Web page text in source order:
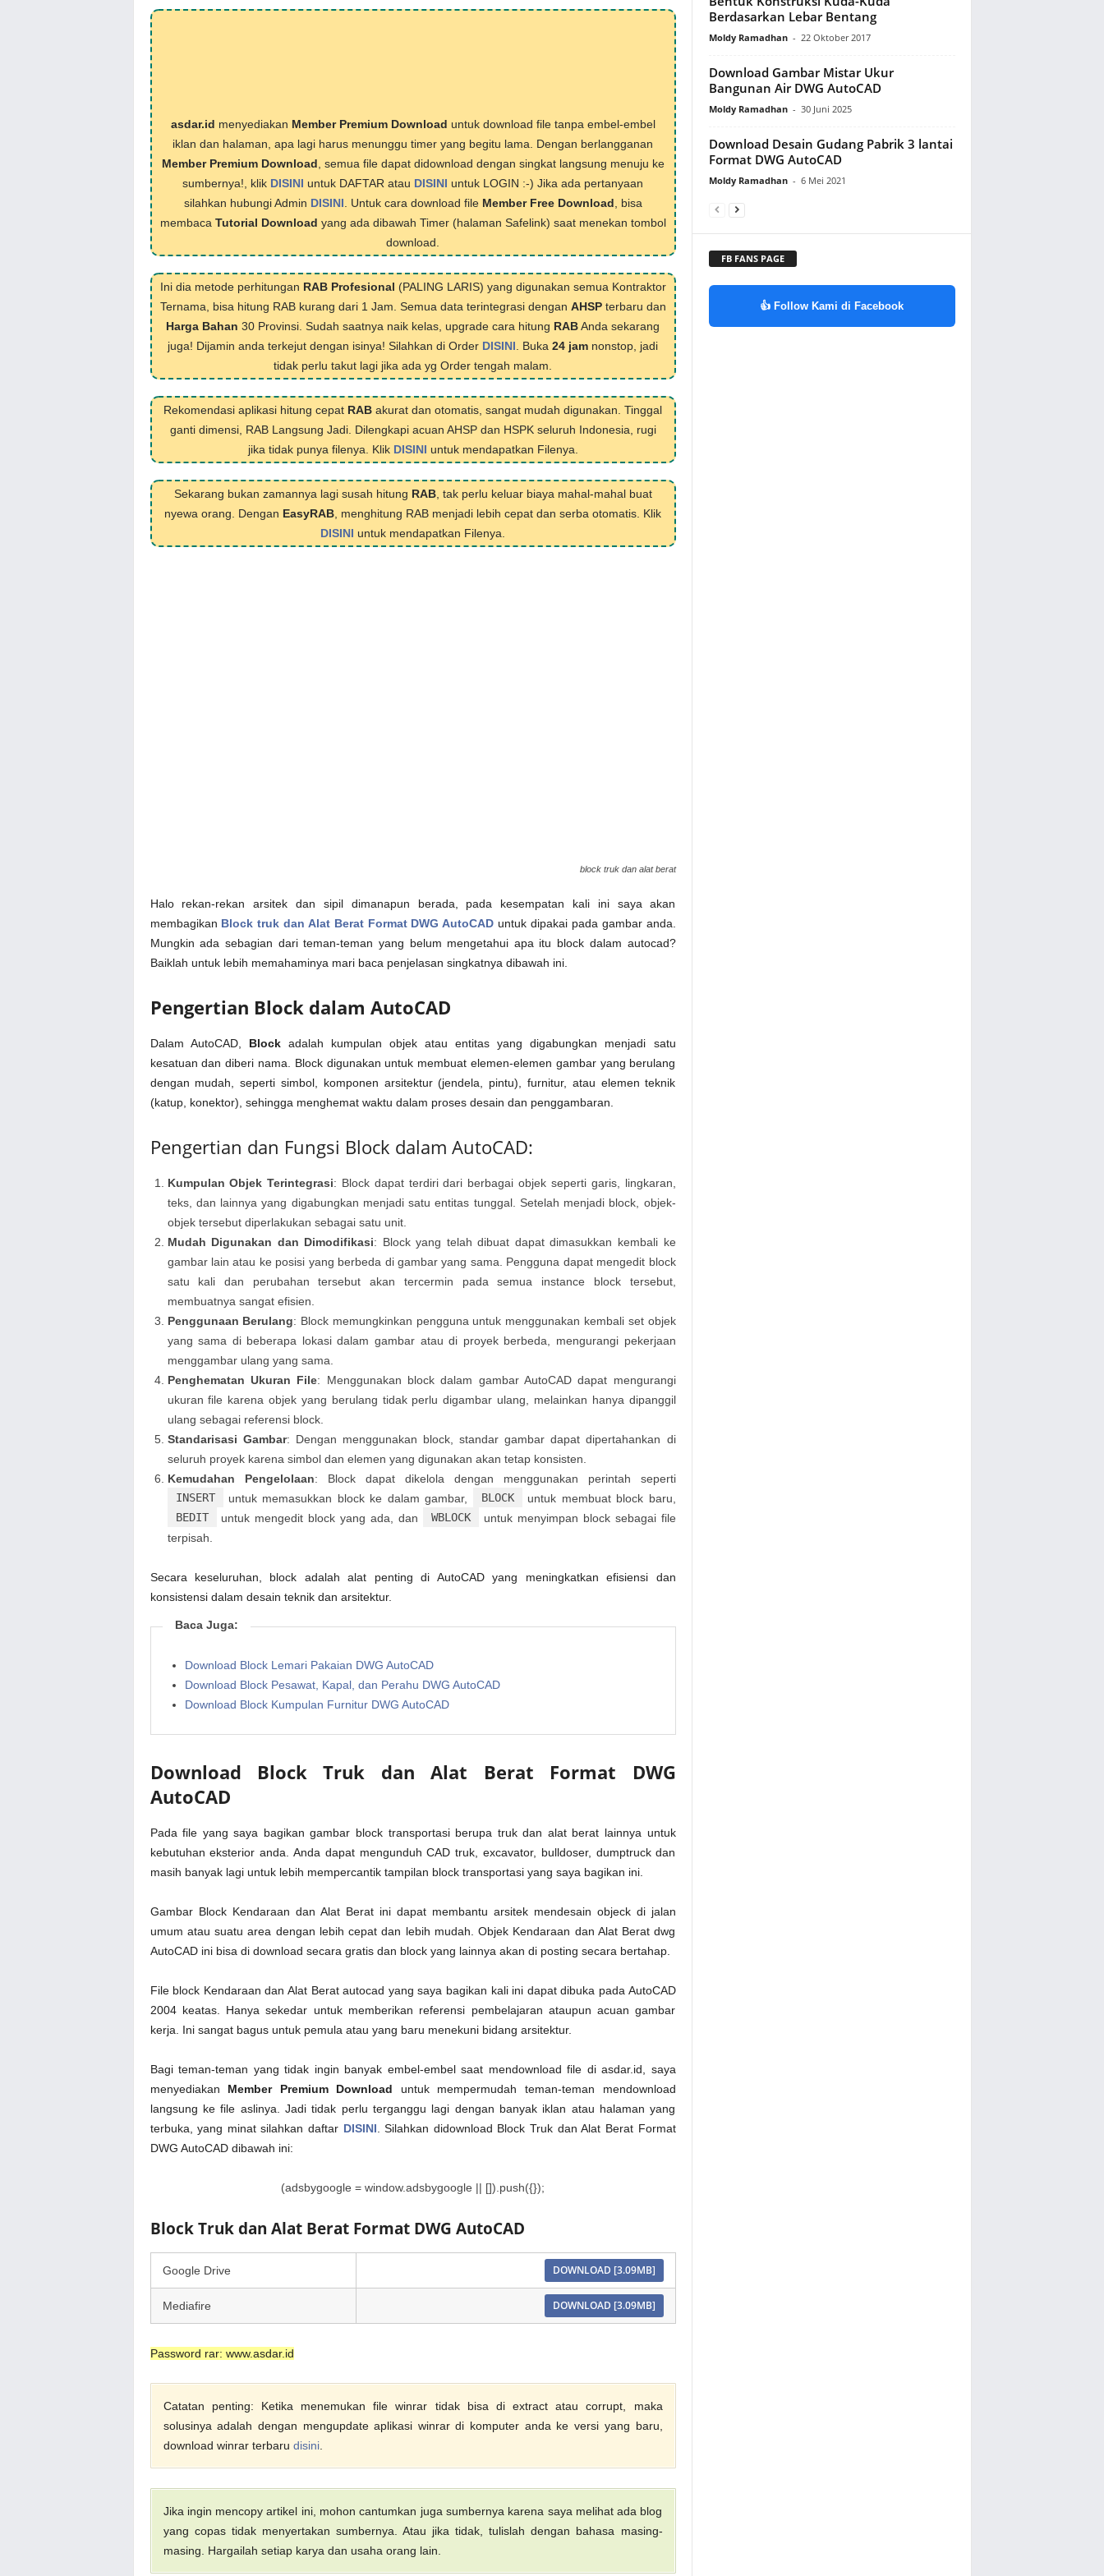
asdar.id menyediakan Member Premium Download untuk download file tanpa embel-embel
iklan dan halaman, apa lagi harus menunggu timer yang begitu lama. Dengan berlangganan
Member Premium Download , semua file dapat didownload dengan singkat langsung menuju ke
sumbernya!, klik DISINI untuk DAFTAR atau DISINI untuk LOGIN :-) Jika ada pertanyaan
silahkan hubungi Admin DISINI . Untuk cara download file Member Free Download , bisa
membaca Tutorial Download yang ada dibawah Timer (halaman Safelink) saat menekan tombol
download.
Ini dia metode perhitungan RAB Profesional (PALING LARIS) yang digunakan semua Kontraktor
Ternama, bisa hitung RAB kurang dari 1 Jam. Semua data terintegrasi dengan AHSPterbaru dan
Harga Bahan 30 Provinsi. Sudah saatnya naik kelas, upgrade cara hitung RABAnda sekarang
juga! Dijamin anda terkejut dengan isinya! Silahkan di Order DISINI . Buka 24 jam nonstop, jadi
tidak perlu takut lagi jika ada yg Order tengah malam.
Rekomendasi aplikasi hitung cepat RAB akurat dan otomatis, sangat mudah digunakan. Tinggal
ganti dimensi, RAB Langsung Jadi. Dilengkapi acuan AHSP dan HSPK seluruh Indonesia, rugi
jika tidak punya filenya. Klik DISINI untuk mendapatkan Filenya.
Sekarang bukan zamannya lagi susah hitung RAB, tak perlu keluar biaya mahal-mahal buat
nyewa orang. Dengan EasyRAB , menghitung RAB menjadi lebih cepat dan serba otomatis. Klik
DISINI untuk mendapatkan Filenya.
block truk dan alat berat
Halo rekan-rekan arsitek dan sipil dimanapun berada, pada kesempatan kali ini saya akan
membagikan Block truk dan Alat Berat Format DWG AutoCAD untuk dipakai pada gambar anda.
Mungkin ada sebagian dari teman-teman yang belum mengetahui apa itu block dalam autocad?
Baiklah untuk lebih memahaminya mari baca penjelasan singkatnya dibawah ini.
Pengertian Block dalam AutoCAD
Dalam AutoCAD, Blockadalah kumpulan objek atau entitas yang digabungkan menjadi satu
kesatuan dan diberi nama. Block digunakan untuk membuat elemen-elemen gambar yang berulang
dengan mudah, seperti simbol, komponen arsitektur (jendela, pintu), furnitur, atau elemen teknik
(katup, konektor), sehingga menghemat waktu dalam proses desain dan penggambaran.
Pengertian dan Fungsi Block dalam AutoCAD:
Kumpulan Objek Terintegrasi: Block dapat terdiri dari berbagai objek seperti garis, lingkaran,
teks, dan lainnya yang digabungkan menjadi satu entitas tunggal. Setelah menjadi block, objek-
objek tersebut diperlakukan sebagai satu unit.
Mudah Digunakan dan Dimodifikasi: Block yang telah dibuat dapat dimasukkan kembali ke
gambar lain atau ke posisi yang berbeda di gambar yang sama. Pengguna dapat mengedit block
satu kali dan perubahan tersebut akan tercermin pada semua instance block tersebut,
membuatnya sangat efisien.
Penggunaan Berulang: Block memungkinkan pengguna untuk menggunakan kembali set objek
yang sama di beberapa lokasi dalam gambar atau di proyek berbeda, mengurangi pekerjaan
menggambar ulang yang sama.
Penghematan Ukuran File: Menggunakan block dalam gambar AutoCAD dapat mengurangi
ukuran file karena objek yang berulang tidak perlu digambar ulang, melainkan hanya dipanggil
ulang sebagai referensi block.
Standarisasi Gambar: Dengan menggunakan block, standar gambar dapat dipertahankan di
seluruh proyek karena simbol dan elemen yang digunakan akan tetap konsisten.
Kemudahan Pengelolaan: Block dapat dikelola dengan menggunakan perintah seperti
INSERT
untuk memasukkan block ke dalam gambar, BLOCK
untuk membuat block baru,
BEDIT
untuk mengedit block yang ada, dan WBLOCK
untuk menyimpan block sebagai file
terpisah.
Secara keseluruhan, block adalah alat penting di AutoCAD yang meningkatkan efisiensi dan
konsistensi dalam desain teknik dan arsitektur.
Baca Juga:
Download Block Lemari Pakaian DWG AutoCAD
Download Block Pesawat, Kapal, dan Perahu DWG AutoCAD
Download Block Kumpulan Furnitur DWG AutoCAD
Download Block Truk dan Alat Berat Format DWG
AutoCAD
Pada file yang saya bagikan gambar block transportasi berupa truk dan alat berat lainnya untuk
kebutuhan eksterior anda. Anda dapat mengunduh CAD truk, excavator, bulldoser, dumptruck dan
masih banyak lagi untuk lebih mempercantik tampilan block transportasi yang saya bagikan ini.
Gambar Block Kendaraan dan Alat Berat ini dapat membantu arsitek mendesain objeck di jalan
umum atau suatu area dengan lebih cepat dan lebih mudah. Objek Kendaraan dan Alat Berat dwg
AutoCAD ini bisa di download secara gratis dan block yang lainnya akan di posting secara bertahap.
File block Kendaraan dan Alat Berat autocad yang saya bagikan kali ini dapat dibuka pada AutoCAD
2004 keatas. Hanya sekedar untuk memberikan referensi pembelajaran ataupun acuan gambar
kerja. Ini sangat bagus untuk pemula atau yang baru menekuni bidang arsitektur.
Bagi teman-teman yang tidak ingin banyak embel-embel saat mendownload file di asdar.id, saya
menyediakan Member Premium Download untuk mempermudah teman-teman mendownload
langsung ke file aslinya. Jadi tidak perlu terganggu lagi dengan banyak iklan atau halaman yang
terbuka, yang minat silahkan daftar DISINI . Silahkan didownload Block Truk dan Alat Berat Format
DWG AutoCAD dibawah ini:
(adsbygoogle = window.adsbygoogle || []).push({});
Block Truk dan Alat Berat Format DWG AutoCAD
Google Drive DOWNLOAD [3.09MB]
Mediafire DOWNLOAD [3.09MB]
Password rar: www.asdar.id
Catatan penting: Ketika menemukan file winrar tidak bisa di extract atau corrupt, maka
solusinya adalah dengan mengupdate aplikasi winrar di komputer anda ke versi yang baru,
download winrar terbaru disini.
Jika ingin mencopy artikel ini, mohon cantumkan juga sumbernya karena saya melihat ada blog
yang copas tidak menyertakan sumbernya. Atau jika tidak, tulislah dengan bahasa masing-
masing. Hargailah setiap karya dan usaha orang lain.
Berdasarkan Lebar Bentang
Moldy Ramadhan - 22 Oktober 2017
Download Gambar Mistar Ukur
Bangunan Air DWG AutoCAD
Moldy Ramadhan - 30 Juni 2025
Download Desain Gudang Pabrik 3 lantai
Format DWG AutoCAD
Moldy Ramadhan - 6 Mei 2021
FB FANS PAGE
👍 Follow Kami di Facebook